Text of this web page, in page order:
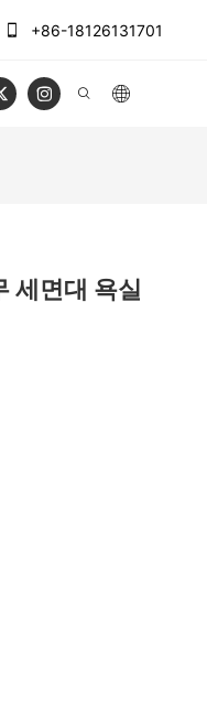
+86-18126131701
세면대 욕실